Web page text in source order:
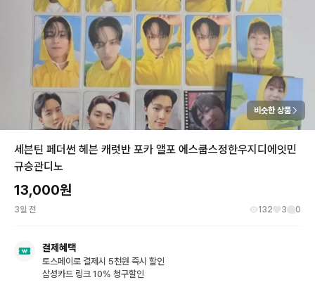
비슷한 상품
세븐틴 페더썬 헤븐 캐럿반 포카 앨포 에스쿱스정한우지디에잇민
규승관디노
13,000원
3일 전 132 3 0
결제혜택
토스페이로 결제시 5천원 즉시 할인
삼성카드 링크 10% 청구할인